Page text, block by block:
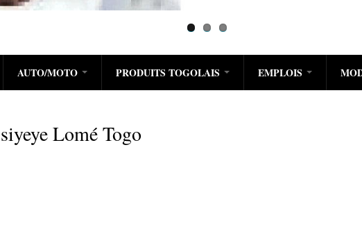
AUTO/MOTO PRODUITS TOGOLAIS EMPLOIS
Lomé Togo